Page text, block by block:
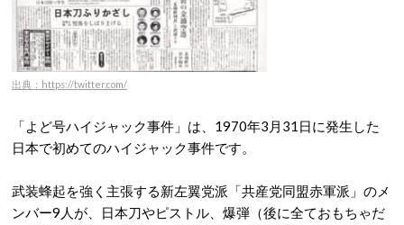
出典：https://twitter.com/
「よど号ハイジャック事件」は、1970年3月31日に発生した
日本で初めてのハイジャック事件です。
武装蜂起を強く主張する新左翼党派「共産党同盟赤軍派」のメ
ンバー9人が、日本刀やピストル、爆弾（後に全ておもちゃだ